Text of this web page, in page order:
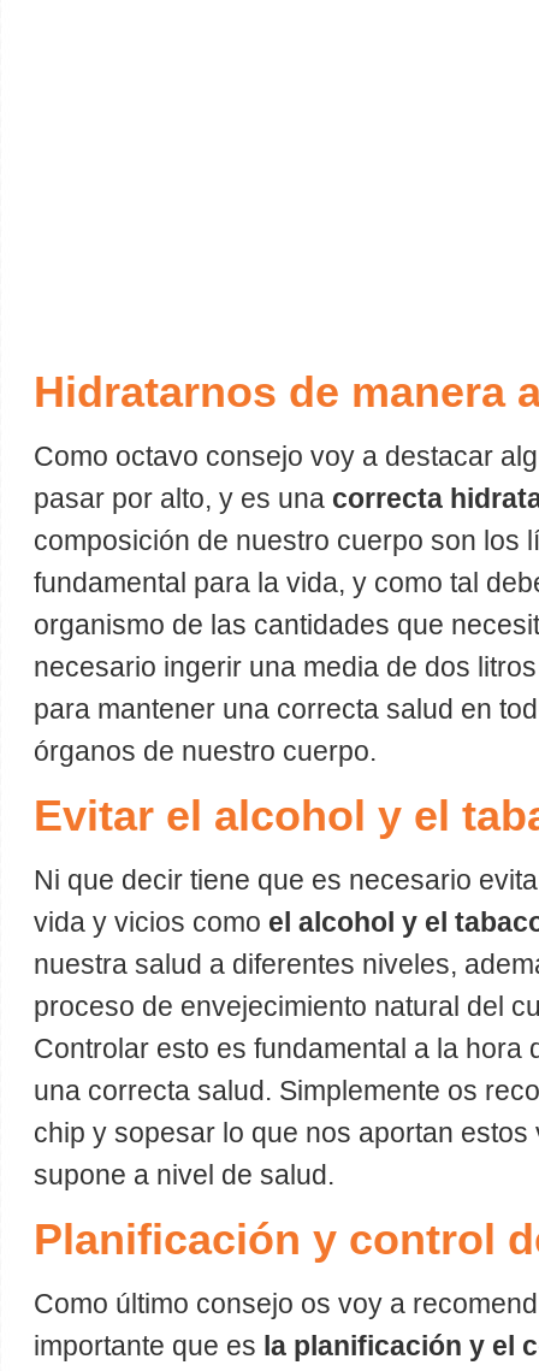
Hidratarnos de manera
Como octavo consejo voy a destacar
pasar por alto, y es una correcta
composición de nuestro cuerpo son los
fundamental para la vida, y como tal
organismo de las cantidades que
necesario ingerir una media de dos
para mantener una correcta salud en
órganos de nuestro cuerpo.
Evitar el alcohol y el
Ni que decir tiene que es necesario
vida y vicios como el alcohol y el
nuestra salud a diferentes niveles,
proceso de envejecimiento natural del
Controlar esto es fundamental a la hora
una correcta salud. Simplemente os
chip y sopesar lo que nos aportan
supone a nivel de salud.
Planificación y control
Como último consejo os voy a
importante que es la planificación y el